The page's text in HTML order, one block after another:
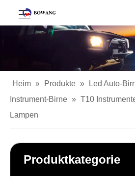
Heim » Produkte » Led Auto-
Instrument-Birne » T10
Lampen
Produktkategorie